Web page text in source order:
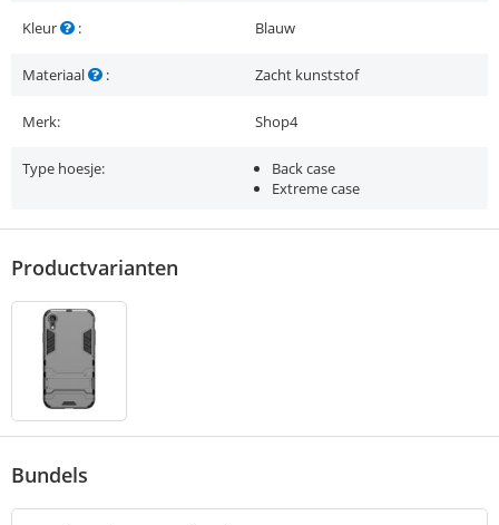
Kleur : Blauw
Materiaal : Zacht kunststof
Merk: Shop4
Type hoesje:
Back case
Extreme case
Productvarianten
Bundels